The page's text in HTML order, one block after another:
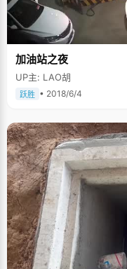
加油站之夜
UP主: LAO胡
跃胜 • 2018/6/4